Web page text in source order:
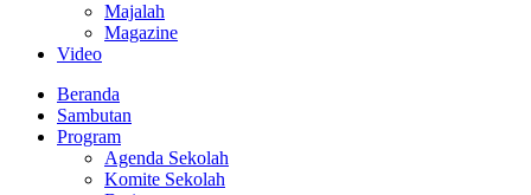
Majalah
Magazine
Video
Beranda
Sambutan
Program
Agenda Sekolah
Komite Sekolah